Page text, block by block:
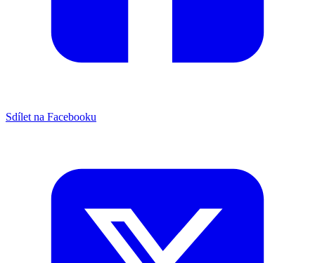
Sdílet na Facebooku